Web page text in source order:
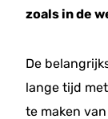
zoals in de
De
lange tijd
te maken